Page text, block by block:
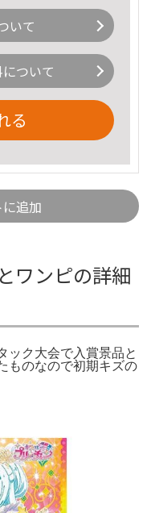
いて
ついて
る
追加
ワンピの詳細
ック大会で入賞景品と
ものなので初期キズの